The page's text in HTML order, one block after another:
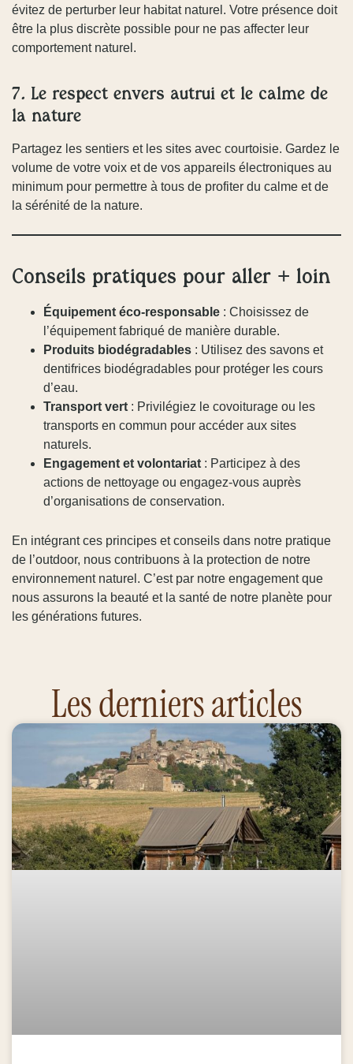
évitez de perturber leur habitat naturel. Votre présence doit
être la plus discrète possible pour ne pas affecter leur
comportement naturel.
7. Le respect envers autrui et le calme de
la nature
Partagez les sentiers et les sites avec courtoisie. Gardez le
volume de votre voix et de vos appareils électroniques au
minimum pour permettre à tous de profiter du calme et de
la sérénité de la nature.
Conseils pratiques pour aller + loin
Équipement éco-responsable : Choisissez de
l’équipement fabriqué de manière durable.
Produits biodégradables : Utilisez des savons et
dentifrices biodégradables pour protéger les cours
d’eau.
Transport vert : Privilégiez le covoiturage ou les
transports en commun pour accéder aux sites
naturels.
Engagement et volontariat : Participez à des
actions de nettoyage ou engagez-vous auprès
d’organisations de conservation.
En intégrant ces principes et conseils dans notre pratique
de l’outdoor, nous contribuons à la protection de notre
environnement naturel. C’est par notre engagement que
nous assurons la beauté et la santé de notre planète pour
les générations futures.
Les derniers articles